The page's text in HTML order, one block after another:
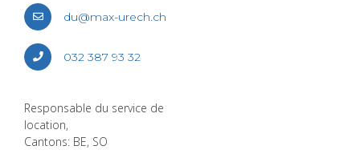
du@​max-​urech.​ch
032 387 93 32
Res­pon­sable du ser­vice de
loca­tion,
Can­tons: BE, SO